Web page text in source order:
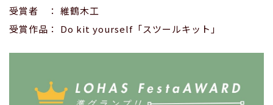
受賞者 ： 維鶴木工
受賞作品： Do kit yourself「スツールキット」